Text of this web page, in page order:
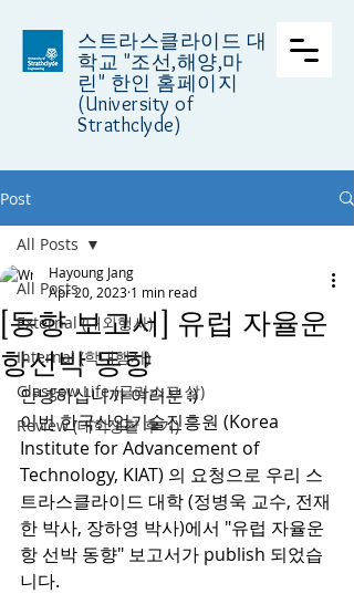
스트라스클라이드 대
학교 "조선,해양,마
린" 한인 홈페이지
(University of
Strathclyde)
Post
All Posts
External (대외행사)
Internal (학내행사)
Glasgow Life (글라스고 삶)
Review (대학생활 후기)
All Posts
[동향 보고서] 유럽 자율운
항선박 동향
Hayoung Jang
Apr 20, 2023 1 min read
안녕하십니까 여러분 :)
이번 한국산업기술진흥원 (Korea
Institute for Advancement of
Technology, KIAT) 의 요청으로 우리 스
트라스클라이드 대학 (정병욱 교수, 전재
한 박사, 장하영 박사)에서 "유럽 자율운
항 선박 동향" 보고서가 publish 되었습
니다.